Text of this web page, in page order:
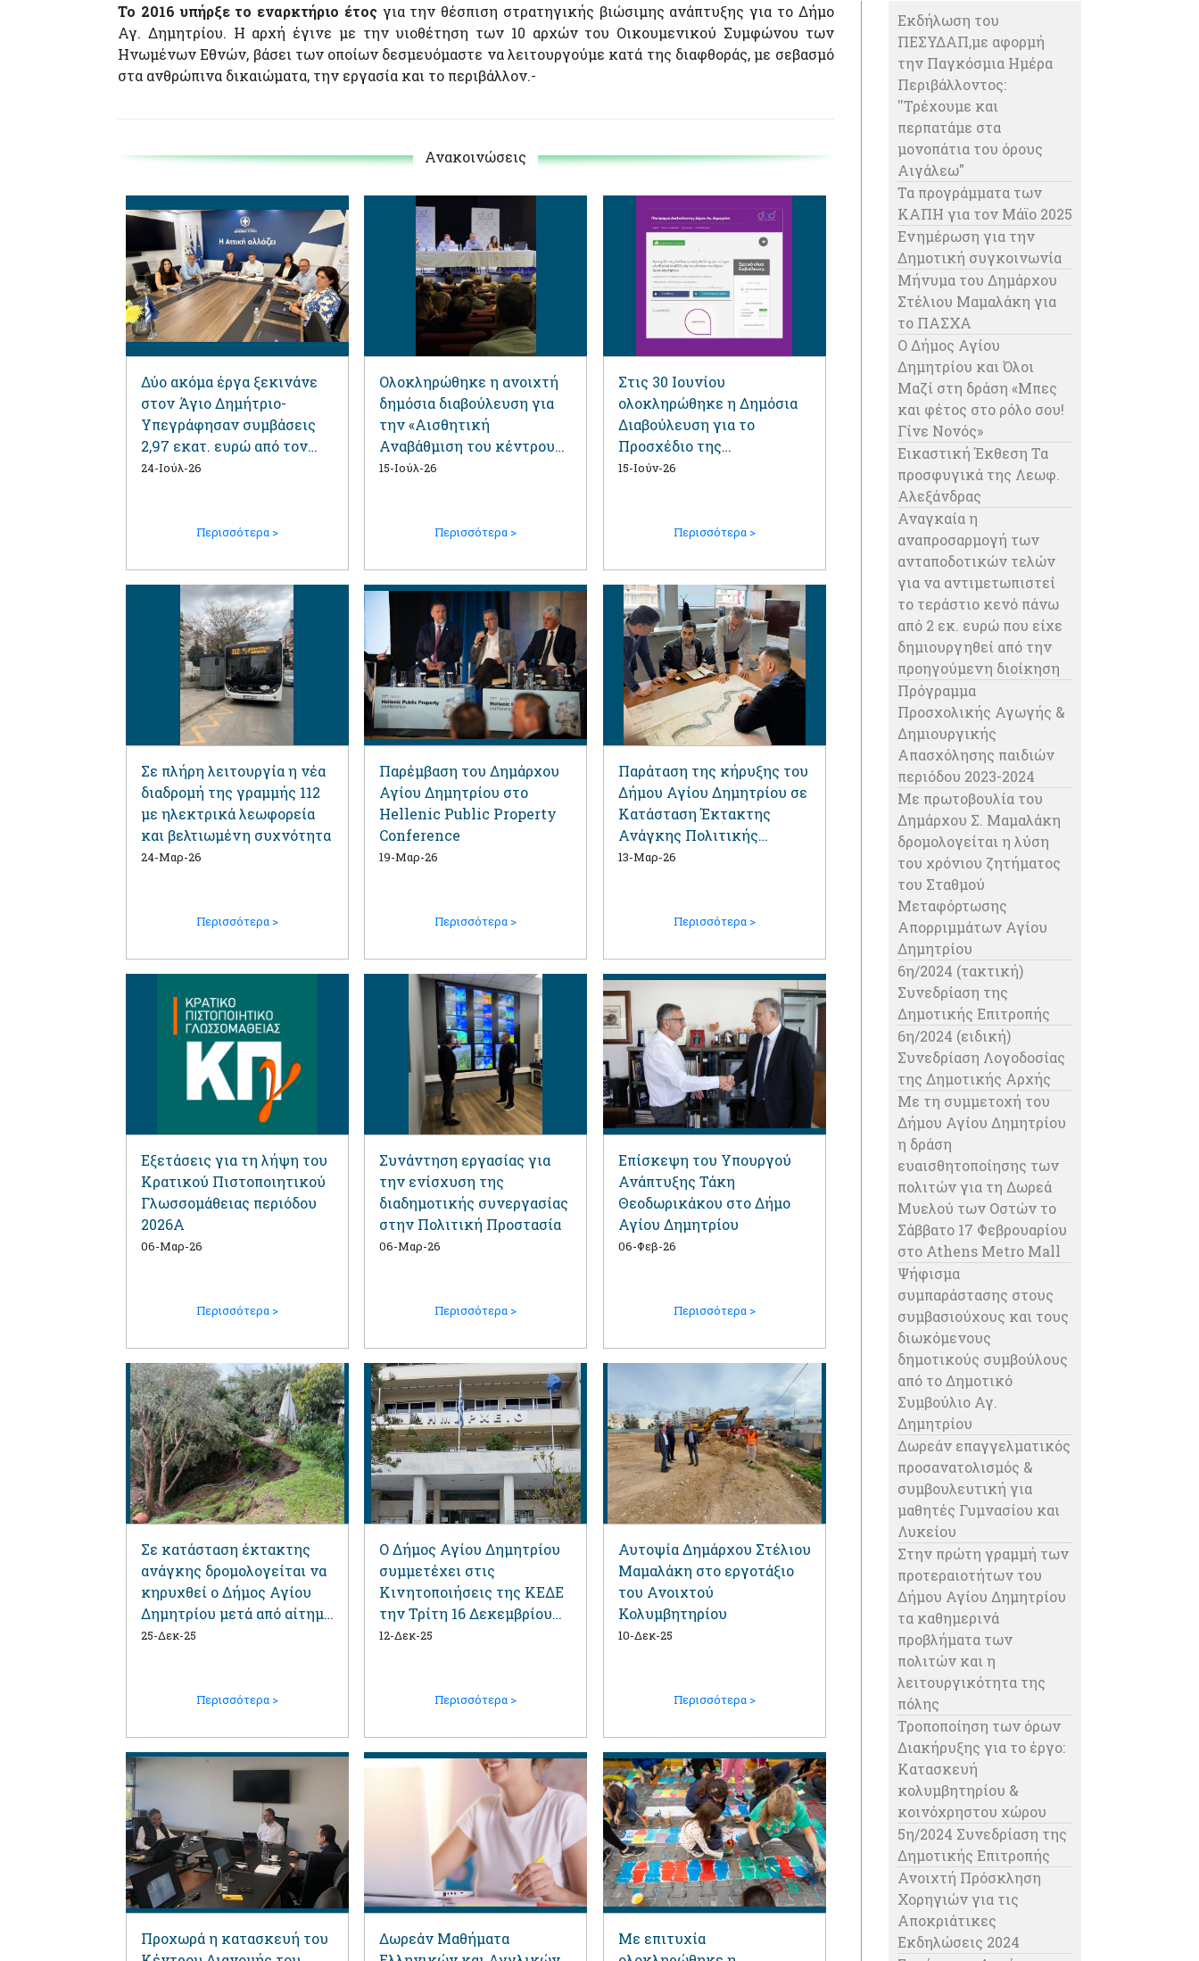
Το 2016 υπήρξε το εναρκτήριο έτοςγια την θέσπιση στρατηγικής βιώσιμης ανάπτυξης για το Δήμο
Αγ. Δημητρίου. Η αρχή έγινε με την υιοθέτηση των 10 αρχών του Οικουμενικού Συμφώνου των
Ηνωμένων Εθνών, βάσει των οποίων δεσμευόμαστε να λειτουργούμε κατά της διαφθοράς, με σεβασμό
στα ανθρώπινα δικαιώματα, την εργασία και το περιβάλλον.-
Ανακοινώσεις
Δύο ακόμα έργα ξεκινάνε
στον Άγιο Δημήτριο-
Υπεγράφησαν συμβάσεις
2,97 εκατ. ευρώ από τον
Περιφερειάρχη Αττικής
24-Ιούλ-26
Περισσότερα >
Ολοκληρώθηκε η ανοιχτή
δημόσια διαβούλευση για
την «Αισθητική
Αναβάθμιση του κέντρου
του Δήμου Αγίου
15-Ιούλ-26
Περισσότερα >
Στις 30 Ιουνίου
ολοκληρώθηκε η Δημόσια
Διαβούλευση για το
Προσχέδιο της
Κυκλοφοριακής Μελέτης
του Δήμου Αγίου
15-Ιούν-26
Περισσότερα >
Σε πλήρη λειτουργία η νέα
διαδρομή της γραμμής 112
με ηλεκτρικά λεωφορεία
και βελτιωμένη συχνότητα
24-Μαρ-26
Περισσότερα >
Παρέμβαση του Δημάρχου
Αγίου Δημητρίου στο
Hellenic Public Property
Conference
19-Μαρ-26
Περισσότερα >
Παράταση της κήρυξης του
Δήμου Αγίου Δημητρίου σε
Κατάσταση Έκτακτης
Ανάγκης Πολιτικής
Προστασίας μέχρι το
13-Μαρ-26
Περισσότερα >
Εξετάσεις για τη λήψη του
Κρατικού Πιστοποιητικού
Γλωσσομάθειας περιόδου
2026Α
06-Μαρ-26
Περισσότερα >
Συνάντηση εργασίας για
την ενίσχυση της
διαδημοτικής συνεργασίας
στην Πολιτική Προστασία
06-Μαρ-26
Περισσότερα >
Επίσκεψη του Υπουργού
Ανάπτυξης Τάκη
Θεοδωρικάκου στο Δήμο
Αγίου Δημητρίου
06-Φεβ-26
Περισσότερα >
Σε κατάσταση έκτακτης
ανάγκης δρομολογείται να
κηρυχθεί ο Δήμος Αγίου
Δημητρίου μετά από αίτημά
του Δημάρχου Στέλιου
25-Δεκ-25
Περισσότερα >
Ο Δήμος Αγίου Δημητρίου
συμμετέχει στις
Κινητοποιήσεις της ΚΕΔΕ
την Τρίτη 16 Δεκεμβρίου
2025
12-Δεκ-25
Περισσότερα >
Αυτοψία Δημάρχου Στέλιου
Μαμαλάκη στο εργοτάξιο
του Ανοιχτού
Κολυμβητηρίου
10-Δεκ-25
Περισσότερα >
Προχωρά η κατασκευή του
Δωρεάν Μαθήματα
Με επιτυχία
Eκδήλωση του
ΠΕΣΥΔΑΠ,με αφορμή
την Παγκόσμια Ημέρα
Περιβάλλοντος:
''Τρέχουμε και
περπατάμε στα
μονοπάτια του όρους
Αιγάλεω"
Τα προγράμματα των
ΚΑΠΗ για τον Μάϊο 2025
Ενημέρωση για την
Δημοτική συγκοινωνία
Μήνυμα του Δημάρχου
Στέλιου Μαμαλάκη για
το ΠΑΣΧΑ
Ο Δήμος Αγίου
Δημητρίου και Όλοι
Μαζί στη δράση «Μπες
και φέτος στο ρόλο σου!
Γίνε Νονός»
Εικαστική Έκθεση Τα
προσφυγικά της Λεωφ.
Αλεξάνδρας
Αναγκαία η
αναπροσαρμογή των
ανταποδοτικών τελών
για να αντιμετωπιστεί
το τεράστιο κενό πάνω
από 2 εκ. ευρώ που είχε
δημιουργηθεί από την
προηγούμενη διοίκηση
Πρόγραμμα
Προσχολικής Αγωγής &
Δημιουργικής
Απασχόλησης παιδιών
περιόδου 2023-2024
Με πρωτοβουλία του
Δημάρχου Σ. Μαμαλάκη
δρομολογείται η λύση
του χρόνιου ζητήματος
του Σταθμού
Μεταφόρτωσης
Απορριμμάτων Αγίου
Δημητρίου
6η/2024 (τακτική)
Συνεδρίαση της
Δημοτικής Επιτροπής
6η/2024 (ειδική)
Συνεδρίαση Λογοδοσίας
της Δημοτικής Αρχής
Με τη συμμετοχή του
Δήμου Αγίου Δημητρίου
η δράση
ευαισθητοποίησης των
πολιτών για τη Δωρεά
Μυελού των Οστών το
Σάββατο 17 Φεβρουαρίου
στο Athens Metro Mall
Ψήφισμα
συμπαράστασης στους
συμβασιούχους και τους
διωκόμενους
δημοτικούς συμβούλους
από το Δημοτικό
Συμβούλιο Αγ.
Δημητρίου
Δωρεάν επαγγελματικός
προσανατολισμός &
συμβουλευτική για
μαθητές Γυμνασίου και
Λυκείου
Στην πρώτη γραμμή των
προτεραιοτήτων του
Δήμου Αγίου Δημητρίου
τα καθημερινά
προβλήματα των
πολιτών και η
λειτουργικότητα της
πόλης
Τροποποίηση των όρων
Διακήρυξης για το έργο:
Κατασκευή
κολυμβητηρίου &
κοινόχρηστου χώρου
5η/2024 Συνεδρίαση της
Δημοτικής Επιτροπής
Ανοιχτή Πρόσκληση
Χορηγιών για τις
Αποκριάτικες
Εκδηλώσεις 2024